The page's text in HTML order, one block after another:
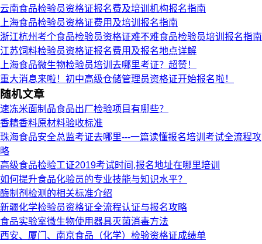
云南食品检验员资格证报名费及培训机构报名指南
上海食品检验员资格证费用及培训报名指南
浙江杭州考个食品检验员资格证难不难食品检验员培训报名指南
江苏饲料检验员资格证报名费用及报名地点详解
上海食品微生物检验员培训去哪里考证？超赞！
重大消息来啦！初中高级仓储管理员资格证开始报名啦！
随机文章
速冻米面制品食品出厂检验项目有哪些？
香精香料原材料验收标准
珠海食品安全总监考证去哪里---一篇读懂报名培训考试全流程攻
略
高级食品检验工证2019考试时间,报名地址在哪里培训
如何提升食品化验员的专业技能与知识水平？
酶制剂检测的相关标准介绍
新疆化学检验员资格证全流程认证与报名攻略
食品实验室微生物使用器具灭菌消毒方法
西安、厦门、南京食品（化学）检验资格证成绩单